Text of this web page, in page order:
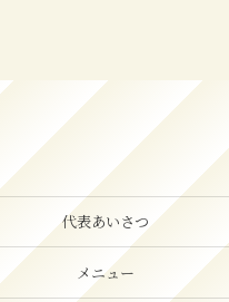
代表あいさつ
メニュー